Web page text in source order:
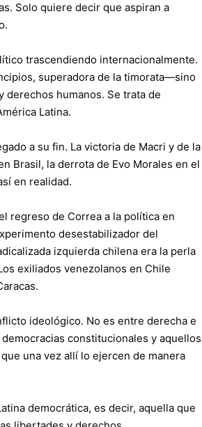
Solo quiere decir que aspiran a
trascendiendo internacionalmente.
superadora de la timorata—sino
humanos. Se trata de
Latina.
a su fin. La victoria de Macri y de la
Brasil, la derrota de Evo Morales en el
en realidad.
regreso de Correa a la política en
desestabilizador del
izquierda chilena era la perla
exiliados venezolanos en Chile
ideológico. No es entre derecha e
constitucionales y aquellos
una vez allí lo ejercen de manera
democrática, es decir, aquella que